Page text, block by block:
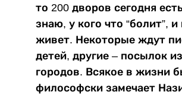
то 200 дворов сегодня
знаю, у кого что “болит”, и
живет. Некоторые ждут
детей, другие – посылок
городов. Всякое в жизни
философски замечает